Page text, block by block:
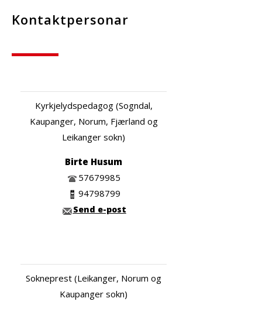
Kontaktpersonar
Kyrkjelydspedagog (Sogndal,
Kaupanger, Norum, Fjærland og
Leikanger sokn)
Birte Husum
57679985
94798799
Send e-post
Sokneprest (Leikanger, Norum og
Kaupanger sokn)